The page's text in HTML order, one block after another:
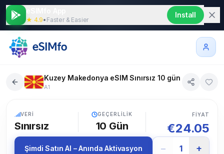
★ 4.9• Faster & Easier
Install
Kuzey Makedonya eSIM Sınırsız 10 gün
A1
VERI
Sınırsız
GEÇERLILIK
10 Gün
FIYAT
€24.05
Şimdi Satın Al – Anında Aktivasyon − 1 +